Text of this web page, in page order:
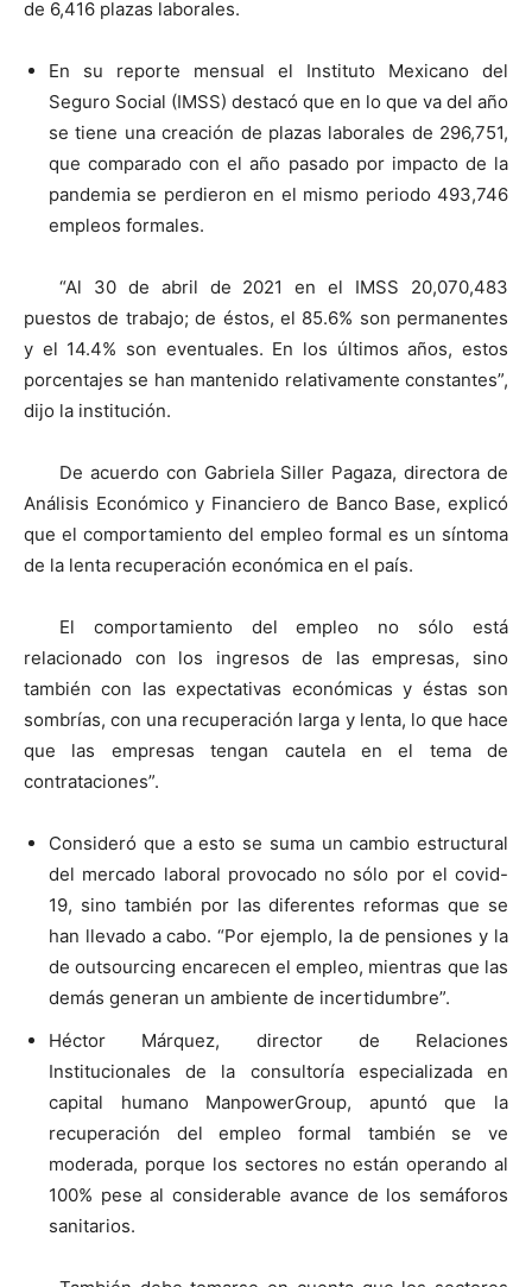
de 6,416 plazas laborales.
En su reporte mensual el Instituto Mexicano del
Seguro Social (IMSS) destacó que en lo que va del año
se tiene una creación de plazas laborales de 296,751,
que comparado con el año pasado por impacto de la
pandemia se perdieron en el mismo periodo 493,746
empleos formales.
“Al 30 de abril de 2021 en el IMSS 20,070,483
puestos de trabajo; de éstos, el 85.6% son permanentes
y el 14.4% son eventuales. En los últimos años, estos
porcentajes se han mantenido relativamente constantes”,
dijo la institución.
De acuerdo con Gabriela Siller Pagaza, directora de
Análisis Económico y Financiero de Banco Base, explicó
que el comportamiento del empleo formal es un síntoma
de la lenta recuperación económica en el país.
El comportamiento del empleo no sólo está
relacionado con los ingresos de las empresas, sino
también con las expectativas económicas y éstas son
sombrías, con una recuperación larga y lenta, lo que hace
que las empresas tengan cautela en el tema de
contrataciones”.
Consideró que a esto se suma un cambio estructural
del mercado laboral provocado no sólo por el covid-
19, sino también por las diferentes reformas que se
han llevado a cabo. “Por ejemplo, la de pensiones y la
de outsourcing encarecen el empleo, mientras que las
demás generan un ambiente de incertidumbre”.
Héctor Márquez, director de Relaciones
Institucionales de la consultoría especializada en
capital humano ManpowerGroup, apuntó que la
recuperación del empleo formal también se ve
moderada, porque los sectores no están operando al
100% pese al considerable avance de los semáforos
sanitarios.